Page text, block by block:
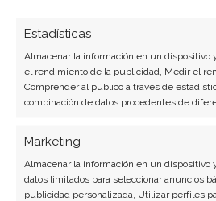
Estadísticas
Almacenar la información en un dispositivo
el rendimiento de la publicidad, Medir el
Comprender al público a través de
combinación de datos procedentes de
Marketing
Almacenar la información en un dispositivo
datos limitados para seleccionar anuncios
publicidad personalizada, Utilizar perfiles
consumo digital. Más de 10
Ver todos los